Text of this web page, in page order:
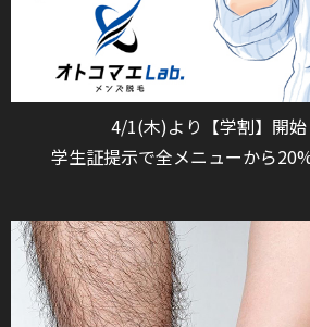
4/1(木)より【学割】開始
学生証提示で全メニューから